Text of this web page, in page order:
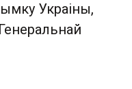
Украіны,